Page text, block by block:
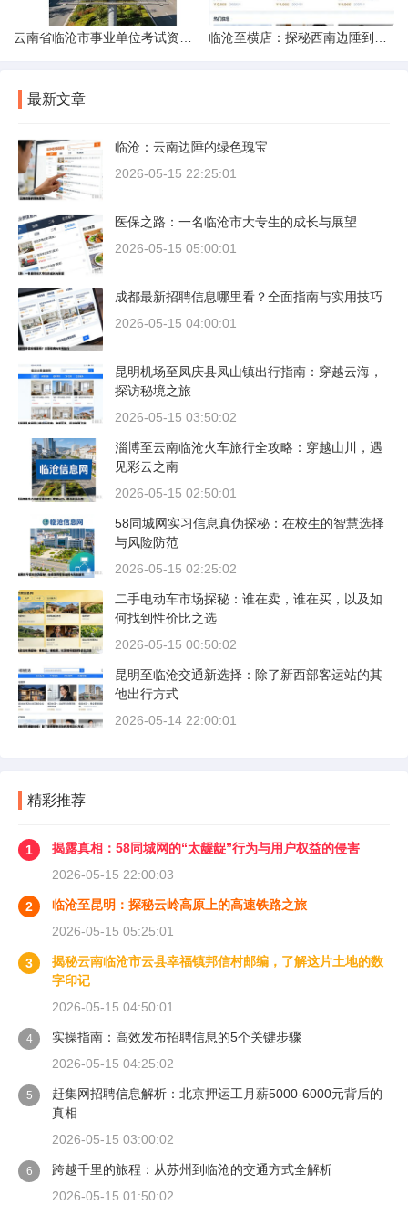
最新文章
临沧：云南边陲的绿色瑰宝
2026-05-15 22:25:01
医保之路：一名临沧市大专生的成长与展望
2026-05-15 05:00:01
成都最新招聘信息哪里看？全面指南与实用技巧
2026-05-15 04:00:01
昆明机场至凤庆县凤山镇出行指南：穿越云海，
探访秘境之旅
2026-05-15 03:50:02
淄博至云南临沧火车旅行全攻略：穿越山川，遇
见彩云之南
2026-05-15 02:50:01
58同城网实习信息真伪探秘：在校生的智慧选择
与风险防范
2026-05-15 02:25:02
二手电动车市场探秘：谁在卖，谁在买，以及如
何找到性价比之选
2026-05-15 00:50:02
昆明至临沧交通新选择：除了新西部客运站的其
他出行方式
2026-05-14 22:00:01
精彩推荐
1
揭露真相：58同城网的“太龌龊”行为与用户权益的侵害
2026-05-15 22:00:03
2
临沧至昆明：探秘云岭高原上的高速铁路之旅
2026-05-15 05:25:01
3
揭秘云南临沧市云县幸福镇邦信村邮编，了解这片土地的数
字印记
2026-05-15 04:50:01
4
实操指南：高效发布招聘信息的5个关键步骤
2026-05-15 04:25:02
5
赶集网招聘信息解析：北京押运工月薪5000-6000元背后的
真相
2026-05-15 03:00:02
6
跨越千里的旅程：从苏州到临沧的交通方式全解析
2026-05-15 01:50:02